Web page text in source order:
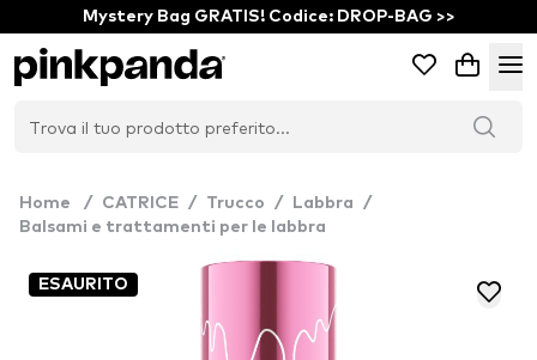
Mystery Bag GRATIS! Codice: DROP-BAG >>
Home / CATRICE / Trucco / Labbra
/
Balsami e trattamenti per le labbra
ESAURITO